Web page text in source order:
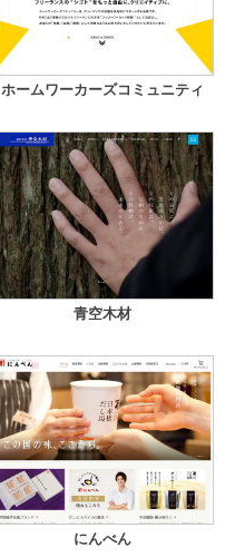
ホームワーカーズコミュニティ
青空木材
にんべん